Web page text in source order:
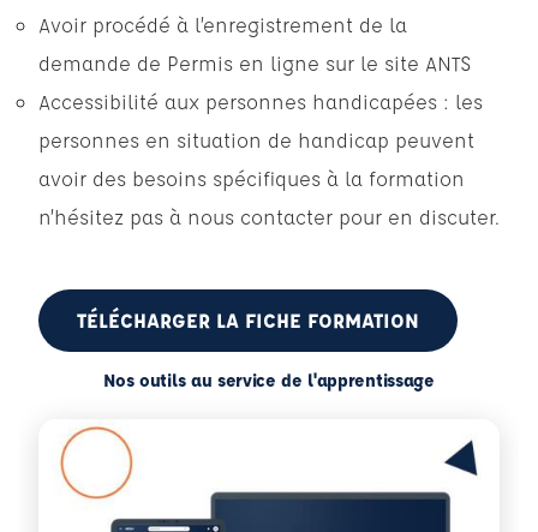
Avoir procédé à l’enregistrement de la
demande de Permis en ligne sur le site ANTS
Accessibilité aux personnes handicapées : les
personnes en situation de handicap peuvent
avoir des besoins spécifiques à la formation
n’hésitez pas à nous contacter pour en discuter.
TÉLÉCHARGER LA FICHE FORMATION
Nos outils au service de l'apprentissage